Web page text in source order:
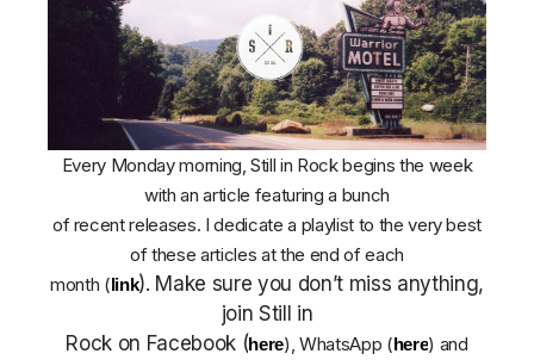
Every Monday morning, Still in Rock begins the week
with an article featuring a bunch
of recent releases. I dedicate a playlist to the very best
of these articles at the end of each
month (link). Make sure you don’t miss anything,
join Still in
Rock on Facebook (here), WhatsApp (here) and